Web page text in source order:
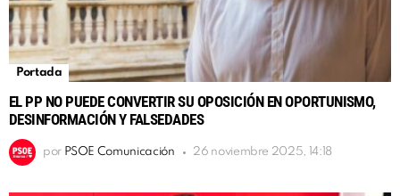
Portada
EL PP NO PUEDE CONVERTIR SU OPOSICIÓN EN OPORTUNISMO,
DESINFORMACIÓN Y FALSEDADES
por PSOE Comunicación 26 noviembre 2025, 14:18